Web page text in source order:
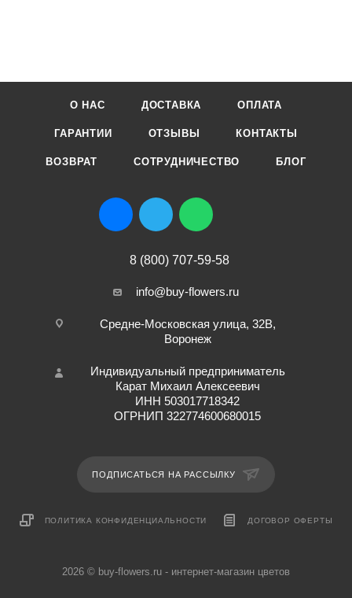
О НАС ДОСТАВКА ОПЛАТА
ГАРАНТИИ ОТЗЫВЫ КОНТАКТЫ
ВОЗВРАТ СОТРУДНИЧЕСТВО БЛОГ
8 (800) 707-59-58
info@buy-flowers.ru
Средне-Московская улица, 32В,
Воронеж
Индивидуальный предприниматель
Карат Михаил Алексеевич
ИНН 503017718342
ОГРНИП 322774600680015
ПОДПИСАТЬСЯ НА РАССЫЛКУ
ПОЛИТИКА КОНФИДЕНЦИАЛЬНОСТИ ДОГОВОР ОФЕРТЫ
2026 © buy-flowers.ru - интернет-магазин цветов